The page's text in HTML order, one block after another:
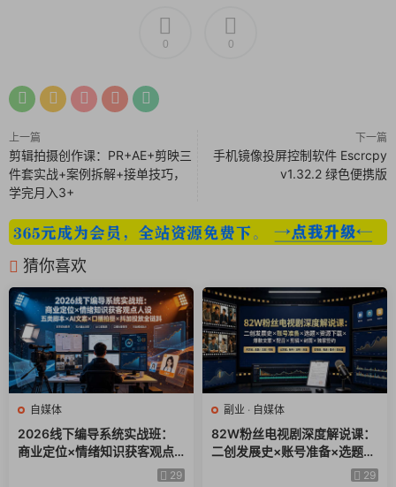
073、2.2.6_如何撰写一篇正经体（科普及新闻类）文章,
082、2.3.3_10min快速搞定一篇微信公众号的文章排版,
084、2.3.5_实操：如何不用PS快速作图,
085、2.3.6_新媒体实用美学,
086、2.3.7_一年365天，日更周更没有话题怎么办,
088、2.4.2_用户心理侧写（上）：不同年龄层的消费心理,
090、2.4.4_3步拆解活动运营模式：盘点资源_目的_流程,
091、2.4.5_做一份完美的活动策划案,
092、2.4.6_集赞类活动：砍价_拼团_集赞，一个套路搞定,
093、2.4.7_红包_抽奖类活动：你也能做支付宝锦鲤活动,
095、2.5.2_标签类活动：认同感和归属感打造,
097、2.5.4_知识讲座类活动：最流行好用的引流转化活动,
098、2.5.5_线下沙龙活动：一个万能套路帮你搞定,
100、2.6.1_自爆：断舍离，运营社群先自省,
102、2.6.3_裂爆：传，每一个社群用户都是你的传播渠道,
103、2.6.4_如何基于微信公众号、社群做裂变活动,
104、2.6.5_从0开始建百人母婴种子用户群,
0 0
上一篇
剪辑拍摄创作课：PR+AE+剪映三
件套实战+案例拆解+接单技巧，
学完月入3+
下一篇
手机镜像投屏控制软件 Escrcpy
v1.32.2 绿色便携版
猜你喜欢
自媒体
2026线下编导系统实战班：
商业定位×情绪知识获客观点
人设五类脚本×AI文案×口播拍
29
副业 · 自媒体
82W粉丝电视剧深度解说课：
二创发展史×账号准备×选题×
资源下载×爆款文案×配音×剪29